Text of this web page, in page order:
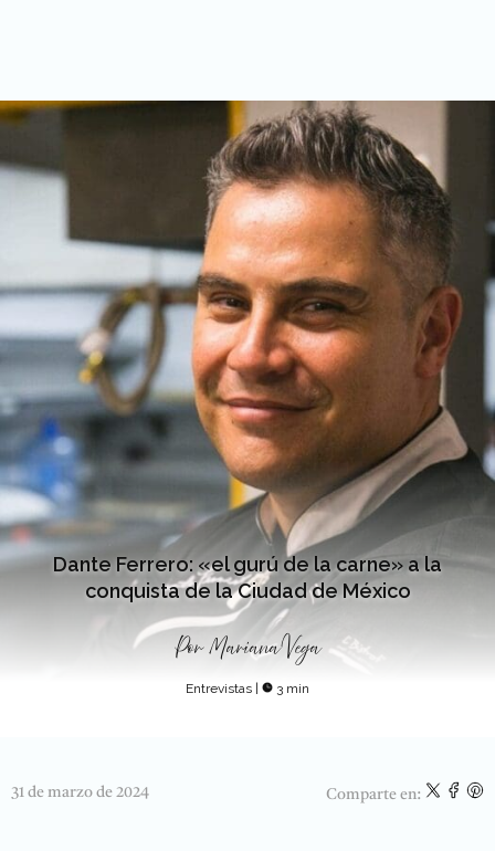
Dante Ferrero: «el gurú de la carne» a la
conquista de la Ciudad de México
Por Mariana Vega
Entrevistas 3 min
31 de marzo de 2024 Comparte en: